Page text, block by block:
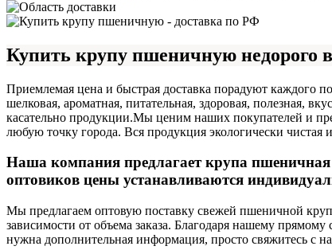
Купить крупу пшеничную недорого
Приемлемая цена и быстрая доставка порадуют каждого
шелковая, ароматная, питательная, здоровая, полезная,
касательно продукции.Мы ценим наших покупателей и
любую точку города. Вся продукция экологически чистая
Наша компания предлагает крупа
оптовиков цены устанавливаются
Мы предлагаем оптовую поставку свежей пшеничной
зависимости от объема заказа. Благодаря нашему
нужна дополнительная информация, просто свяжитесь с